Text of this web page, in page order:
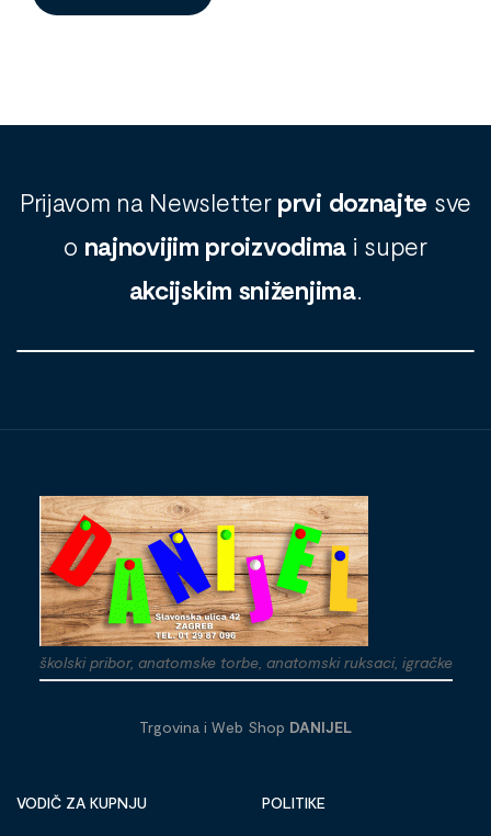
Prijavom na Newsletter prvi doznajte sve
o najnovijim proizvodima i super
akcijskim sniženjima.
školski pribor, anatomske torbe, anatomski ruksaci, igračke
Trgovina i Web Shop DANIJEL
VODIČ ZA KUPNJU POLITIKE